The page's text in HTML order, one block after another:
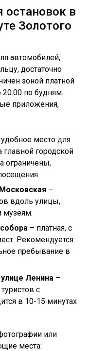
остановок в
Золотого
автомобилей,
достаточно
зоной платной
по будням.
приложения,
место для
главной городской
ограничены,
–
вдоль улицы,
музеям.
– платная, с
Рекомендуется
пребывание в
Ленина –
с
в 10-15 минутах
или
места: